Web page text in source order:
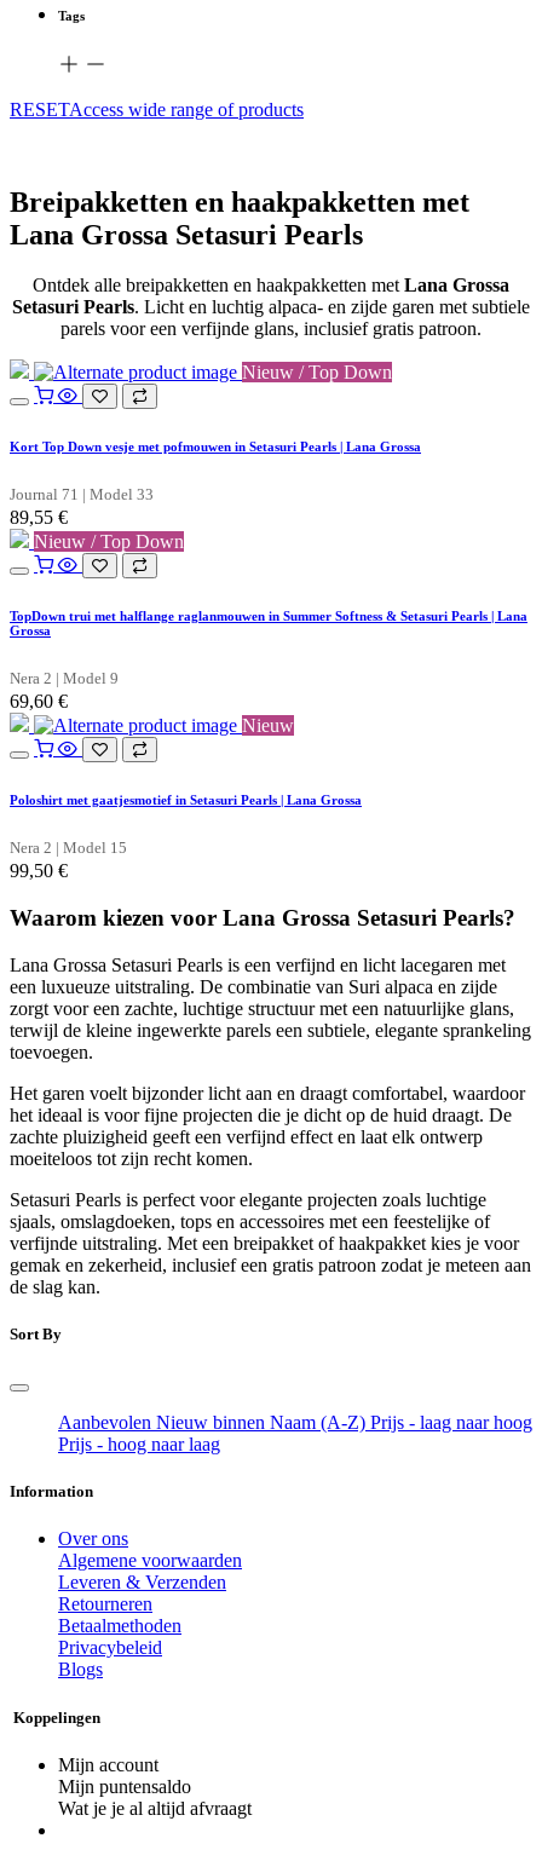
Tags
RESETAccess wide range of products
Breipakketten en haakpakketten met
Lana Grossa Setasuri Pearls
Ontdek alle breipakketten en haakpakketten metLana Grossa
Setasuri Pearls. Licht en luchtig alpaca- en zijde garen met subtiele
parels voor een verfijnde glans, inclusief gratis patroon.
Nieuw / Top Down
Kort Top Down vesje met pofmouwen in Setasuri Pearls | Lana Grossa
Journal 71 | Model 33
89,55 €
Nieuw / Top Down
TopDown trui met halflange raglanmouwen in Summer Softness & Setasuri Pearls | Lana
Grossa
Nera 2 | Model 9
69,60 €
Nieuw
Poloshirt met gaatjesmotief in Setasuri Pearls | Lana Grossa
Nera 2 | Model 15
99,50 €
Waarom kiezen voor Lana Grossa Setasuri Pearls?
Lana Grossa Setasuri Pearls is een verfijnd en licht lacegaren met
een luxueuze uitstraling. De combinatie van Suri alpaca en zijde
zorgt voor een zachte, luchtige structuur met een natuurlijke glans,
terwijl de kleine ingewerkte parels een subtiele, elegante sprankeling
toevoegen.
Het garen voelt bijzonder licht aan en draagt comfortabel, waardoor
het ideaal is voor fijne projecten die je dicht op de huid draagt. De
zachte pluizigheid geeft een verfijnd effect en laat elk ontwerp
moeiteloos tot zijn recht komen.
Setasuri Pearls is perfect voor elegante projecten zoals luchtige
sjaals, omslagdoeken, tops en accessoires met een feestelijke of
verfijnde uitstraling. Met een breipakket of haakpakket kies je voor
gemak en zekerheid, inclusief een gratis patroon zodat je meteen aan
de slag kan.
Sort By
Aanbevolen Nieuw binnen Naam (A-Z) Prijs - laag naar hoog
Prijs - hoog naar laag
Information
Over ons
Algemene voorwaarden
Leveren & Verzenden
Retourneren
Betaalmethoden
Privacybeleid
Blogs
Koppelingen
Mijn account
Mijn puntensaldo
Wat je je al altijd afvraagt